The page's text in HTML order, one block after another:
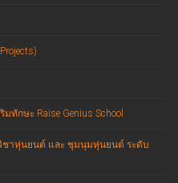
ทักษะ Raise Genius School
ชาหุ่นยนต์ และ ชุมนุมหุ่นยนต์ ระดับ